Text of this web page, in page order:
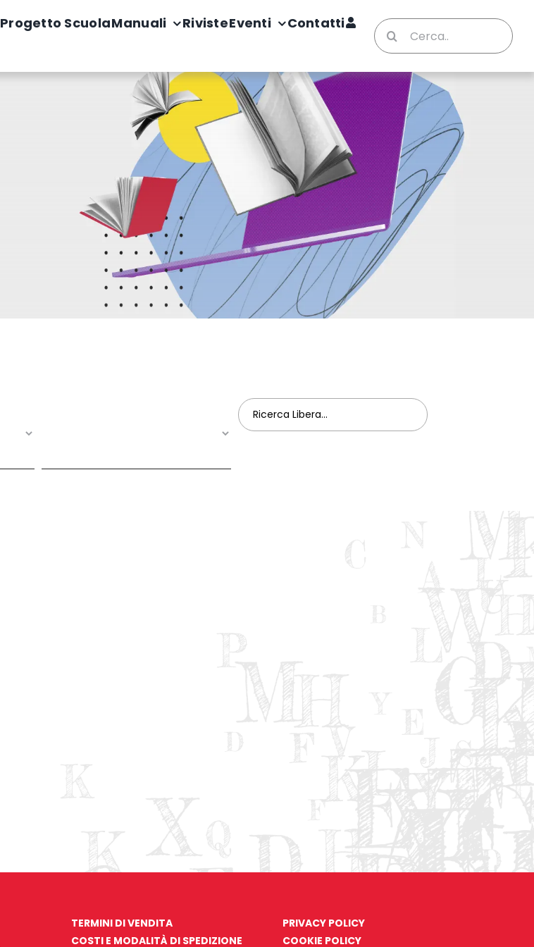
Progetto ScuolaManuali RivisteEventi Contatti
Cerca
per:
TERMINI DI VENDITA
COSTI E MODALITÀ DI SPEDIZIONE
PRIVACY POLICY
COOKIE POLICY